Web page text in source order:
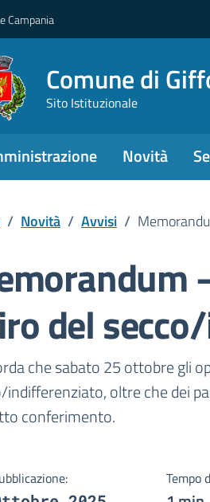
Campania
Comune di
Sito Istituzionale
Novità
/ Novità / Avvisi /
del
della
che sabato 25 ottobre gli
indifferenziato, oltre che dei
conferimento.
Tempo